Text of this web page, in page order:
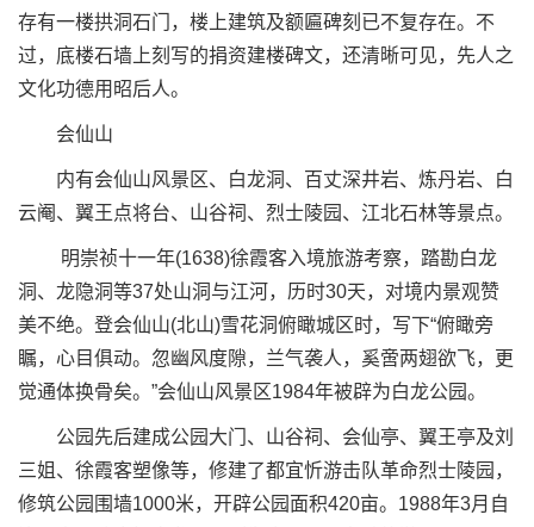
存有一楼拱洞石门，楼上建筑及额匾碑刻已不复存在。不
过，底楼石墙上刻写的捐资建楼碑文，还清晰可见，先人之
文化功德用昭后人。
会仙山
内有会仙山风景区、白龙洞、百丈深井岩、炼丹岩、白
云阉、翼王点将台、山谷祠、烈士陵园、江北石林等景点。
明崇祯十一年(1638)徐霞客入境旅游考察，踏勘白龙
洞、龙隐洞等37处山洞与江河，历时30天，对境内景观赞
美不绝。登会仙山(北山)雪花洞俯瞰城区时，写下“俯瞰旁
瞩，心目俱动。忽幽风度隙，兰气袭人，奚啻两翅欲飞，更
觉通体换骨矣。”会仙山风景区1984年被辟为白龙公园。
公园先后建成公园大门、山谷祠、会仙亭、翼王亭及刘
三姐、徐霞客塑像等，修建了都宜忻游击队革命烈士陵园，
修筑公园围墙1000米，开辟公园面积420亩。1988年3月自